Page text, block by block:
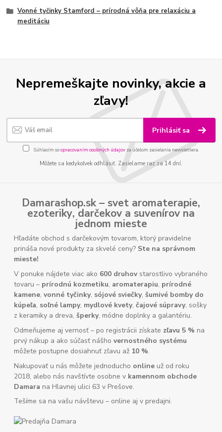
Vonné tyčinky Stamford – prírodná vôňa pre relaxáciu a
meditáciu
Nepremeškajte novinky, akcie a
zľavy!
Prihlásiť sa
Súhlasím sospracovaním osobných údajov za účelom zasielania newslettera.
Môžete sa kedykoľvek odhlásiť. Zasielame raz za 14 dní.
Damarashop.sk – svet aromaterapie,
ezoteriky, darčekov a suvenírov na
jednom mieste
Hľadáte obchod s darčekovým tovarom, ktorý pravidelne
prináša nové produkty za skvelé ceny? Ste na správnom
mieste!
V ponuke nájdete viac ako 600 druhovstarostlivo vybraného
tovaru – prírodnú kozmetiku, aromaterapiu, prírodné
kamene,vonné tyčinky, sójové sviečky,šumivé bomby do
kúpeľa, soľné lampy, mydlové kvety,čajové súpravy, sošky
z keramiky a dreva,šperky, módne doplnky a galantériu.
Odmeňujeme aj vernosť – po registrácii získate zľavu 5 % na
prvý nákup a ako súčasť nášhovernostného systému
môžete postupne dosiahnuť zľavu až 10 %.
Nakupovať u nás môžete jednoducho online už od roku
2018, alebo nás navštívte osobne v kamennom obchode
Damara na Hlavnej ulici 63 v Prešove.
Tešíme sa na vašu návštevu – online aj v predajni.